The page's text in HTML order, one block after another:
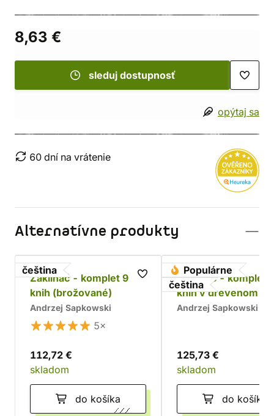
8,63 €
sleduj dostupnosť
opýtaj sa
60 dní na vrátenie
Alternatívne produkty
čeština
Zaklínač - komplet 9
knih (brožované)
Andrzej Sapkowski
5×
112,72 €
skladom
do košíka
Populárne
čeština
Zaklínač - komplet
kníh v drevenom
Chrám
Andrzej Sapkowski
125,73 €
skladom
do košíka